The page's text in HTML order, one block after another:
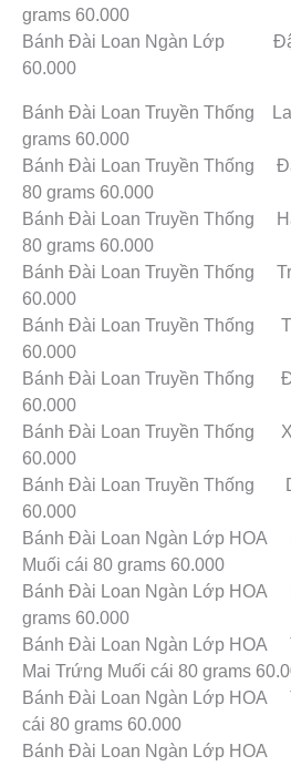
grams 60.000
Bánh Đài Loan Ngàn Lớp
60.000
Bánh Đài Loan Truyền Thống
grams 60.000
Bánh Đài Loan Truyền Thống
80 grams 60.000
Bánh Đài Loan Truyền Thống
80 grams 60.000
Bánh Đài Loan Truyền Thống
60.000
Bánh Đài Loan Truyền Thống
60.000
Bánh Đài Loan Truyền Thống
60.000
Bánh Đài Loan Truyền Thống
60.000
Bánh Đài Loan Truyền Thống
60.000
Bánh Đài Loan Ngàn Lớp HOA
Muối cái 80 grams 60.000
Bánh Đài Loan Ngàn Lớp HOA
grams 60.000
Bánh Đài Loan Ngàn Lớp HOA
Mai Trứng Muối cái 80 grams
Bánh Đài Loan Ngàn Lớp HOA
cái 80 grams 60.000
Bánh Đài Loan Ngàn Lớp HOA